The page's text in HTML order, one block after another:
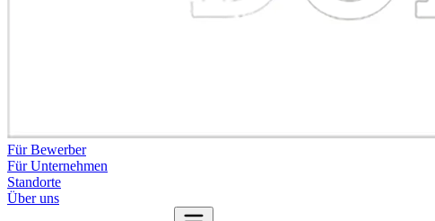
Für Bewerber
Für Unternehmen
Standorte
Über uns